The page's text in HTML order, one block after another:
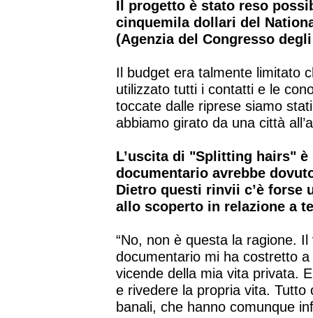
Il progetto è stato reso
cinquemila dollari del
(Agenzia del Congresso
Il budget era talmente limitato
utilizzato tutti i contatti e le
toccate dalle riprese siamo
abbiamo girato da una città
L’uscita di "Splitting hairs"
documentario avrebbe
Dietro questi rinvii c’è forse
allo scoperto in relazione a
“No, non è questa la ragione.
documentario mi ha costretto
vicende della mia vita privata.
e rivedere la propria vita.
banali, che hanno comunque